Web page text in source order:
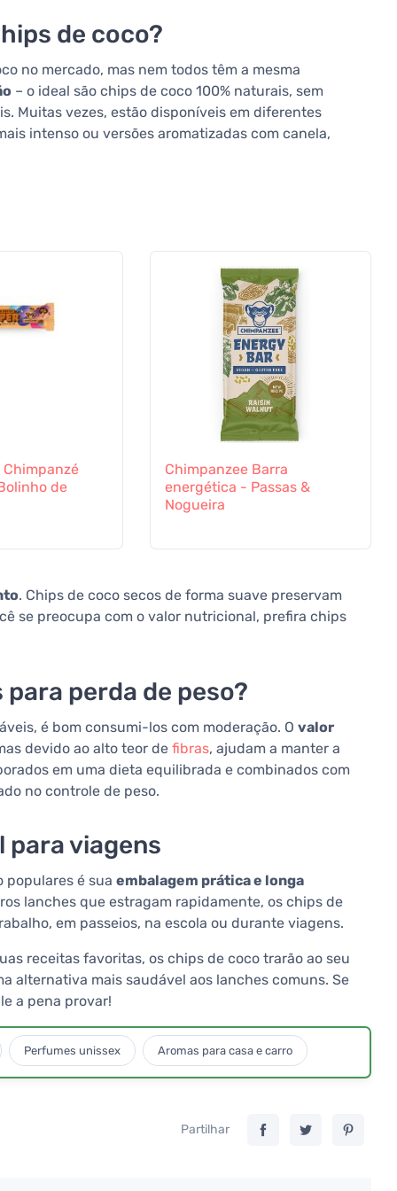
de coco?
no mercado, mas nem todos têm a mesma
– o ideal são chips de coco 100% naturais, sem
Muitas vezes, estão disponíveis em diferentes
intenso ou versões aromatizadas com canela,
de
Chimpanzee Barra
energética - Passas &
Nogueira
. Chips de coco secos de forma suave preservam
se preocupa com o valor nutricional, prefira chips
perda de peso?
é bom consumi-los com moderação. O valor
devido ao alto teor de fibras, ajudam a manter a
em uma dieta equilibrada e combinados com
no controle de peso.
para viagens
populares é sua embalagem prática e longa
lanches que estragam rapidamente, os chips de
em passeios, na escola ou durante viagens.
receitas favoritas, os chips de coco trarão ao seu
alternativa mais saudável aos lanches comuns. Se
a pena provar!
Perfumes unissex Aromas para casa e carro
Partilhar